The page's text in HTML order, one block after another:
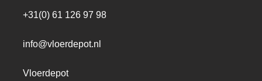
+31(0) 61 126 97 98
info@vloerdepot.nl
Vloerdepot